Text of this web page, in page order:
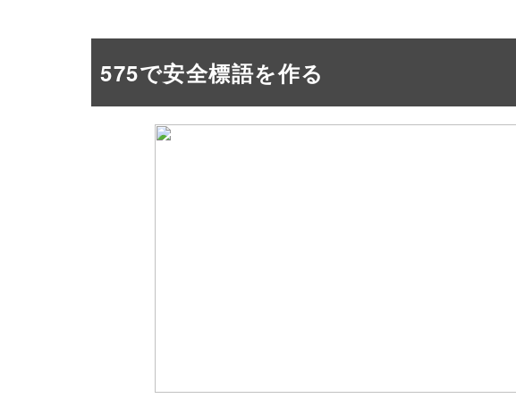
575で安全標語を作る